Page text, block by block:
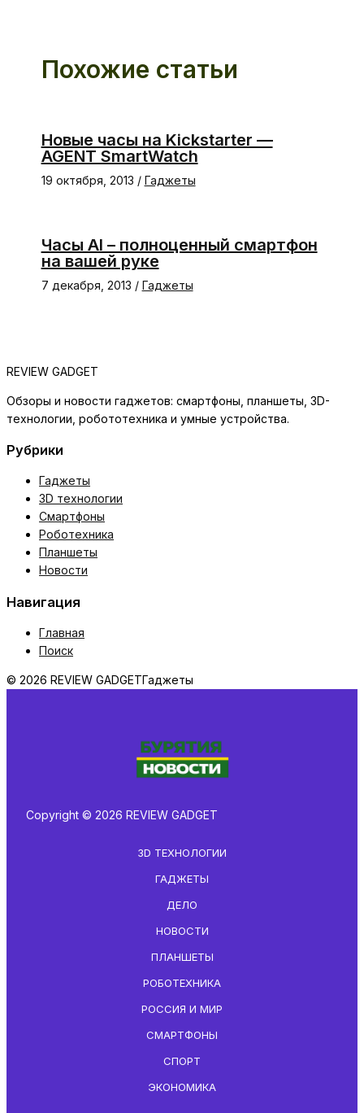
Похожие статьи
Новые часы на Kickstarter —
AGENT SmartWatch
19 октября, 2013 / Гаджеты
Часы AI – полноценный смартфон
на вашей руке
7 декабря, 2013 / Гаджеты
REVIEW GADGET
Обзоры и новости гаджетов: смартфоны, планшеты, 3D-
технологии, робототехника и умные устройства.
Рубрики
Гаджеты
3D технологии
Смартфоны
Роботехника
Планшеты
Новости
Навигация
Главная
Поиск
© 2026 REVIEW GADGETГаджеты
Copyright © 2026 REVIEW GADGET
3D ТЕХНОЛОГИИ
ГАДЖЕТЫ
ДЕЛО
НОВОСТИ
ПЛАНШЕТЫ
РОБОТЕХНИКА
РОССИЯ И МИР
СМАРТФОНЫ
СПОРТ
ЭКОНОМИКА